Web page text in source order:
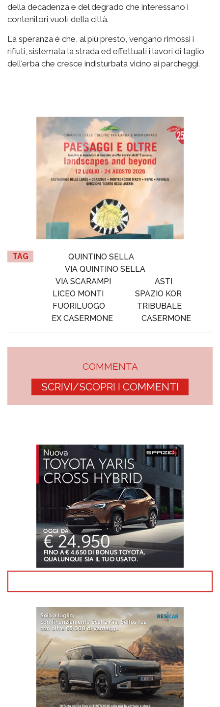
della decadenza e del degrado che interessano i
contenitori vuoti della città.
La speranza è che, al più presto, vengano rimossi i
rifiuti, sistemata la strada ed effettuati i lavori di taglio
dell'erba che cresce indisturbata vicino ai parcheggi.
TAG
QUINTINO SELLA
VIA QUINTINO SELLA
VIA SCARAMPI
ASTI
LICEO MONTI
SPAZIO KOR
FUORILUOGO
TRIBUBALE
EX CASERMONE
CASERMONE
COMMENTA
SCRIVI/SCOPRI I COMMENTI